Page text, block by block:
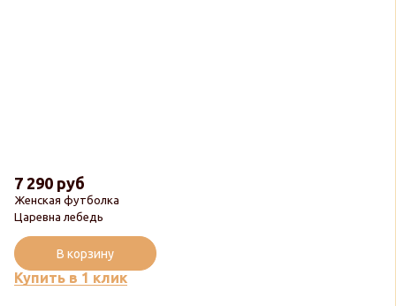
Женская футболка
Царевна лебедь
7 290 руб
Купить в 1 клик
В корзину